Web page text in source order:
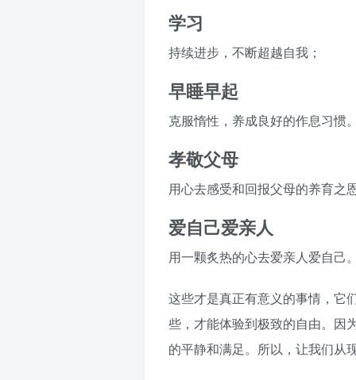
学习
持续进步，不断超越自我；
早睡早起
克服惰性，养成良好的作息习惯
孝敬父母
用心去感受和回报父母的养育之
爱自己爱亲人
用一颗炙热的心去爱亲人爱自己
这些才是真正有意义的事情，它
些，才能体验到极致的自由。因
的平静和满足。所以，让我们从